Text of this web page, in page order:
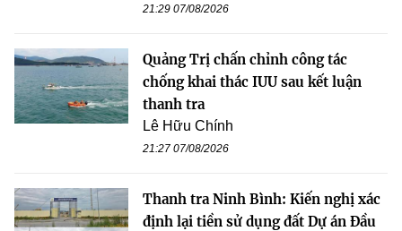
21:29 07/08/2026
Quảng Trị chấn chỉnh công tác
chống khai thác IUU sau kết luận
thanh tra
Lê Hữu Chính
21:27 07/08/2026
Thanh tra Ninh Bình: Kiến nghị xác
định lại tiền sử dụng đất Dự án Đầu